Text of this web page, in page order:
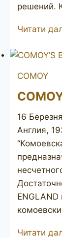
решений.
Читати
COMOY
16
Англия,
Читати